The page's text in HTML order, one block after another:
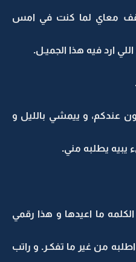
معاي لما كنت في امس
ارد فيه هذا الجميـل.
عندكم، و ييمشي بالليل و
يطلبه مني.
ما اعيدها و هذا رقمي
من غير ما تفكـر. و راتب